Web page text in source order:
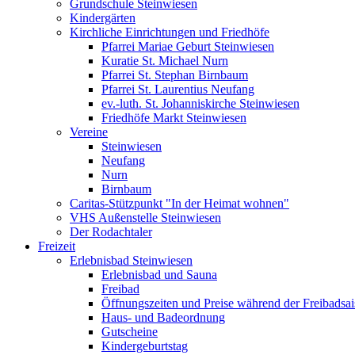
Grundschule Steinwiesen
Kindergärten
Kirchliche Einrichtungen und Friedhöfe
Pfarrei Mariae Geburt Steinwiesen
Kuratie St. Michael Nurn
Pfarrei St. Stephan Birnbaum
Pfarrei St. Laurentius Neufang
ev.-luth. St. Johanniskirche Steinwiesen
Friedhöfe Markt Steinwiesen
Vereine
Steinwiesen
Neufang
Nurn
Birnbaum
Caritas-Stützpunkt "In der Heimat wohnen"
VHS Außenstelle Steinwiesen
Der Rodachtaler
Freizeit
Erlebnisbad Steinwiesen
Erlebnisbad und Sauna
Freibad
Öffnungszeiten und Preise während der
Haus- und Badeordnung
Gutscheine
Kindergeburtstag